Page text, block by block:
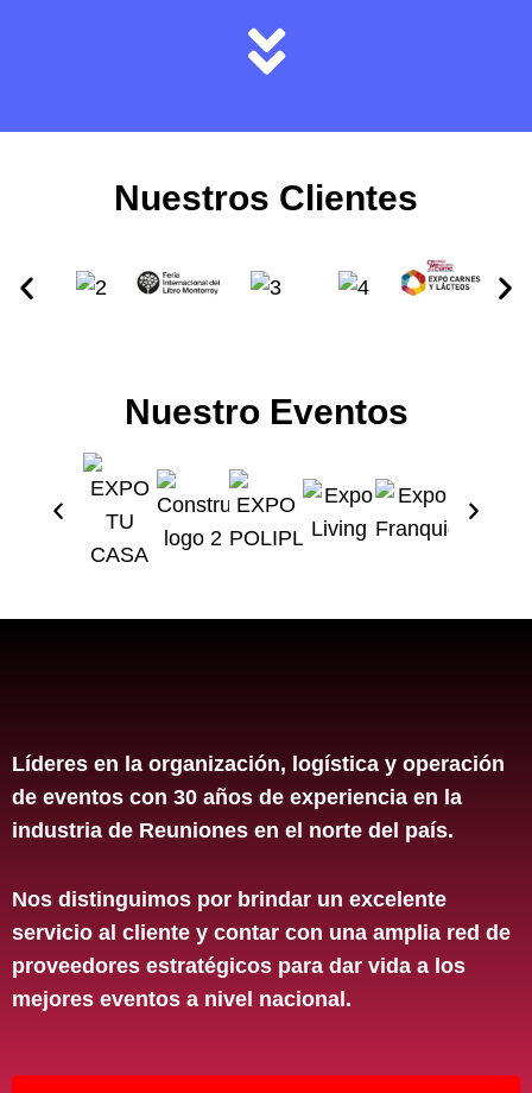
Nuestros Clientes
Nuestro Eventos
Líderes en la organización, logística y operación
de eventos con 30 años de experiencia en la
industria de Reuniones en el norte del país.
Nos distinguimos por brindar un excelente
servicio al cliente y contar con una amplia red de
proveedores estratégicos para dar vida a los
mejores eventos a nivel nacional.